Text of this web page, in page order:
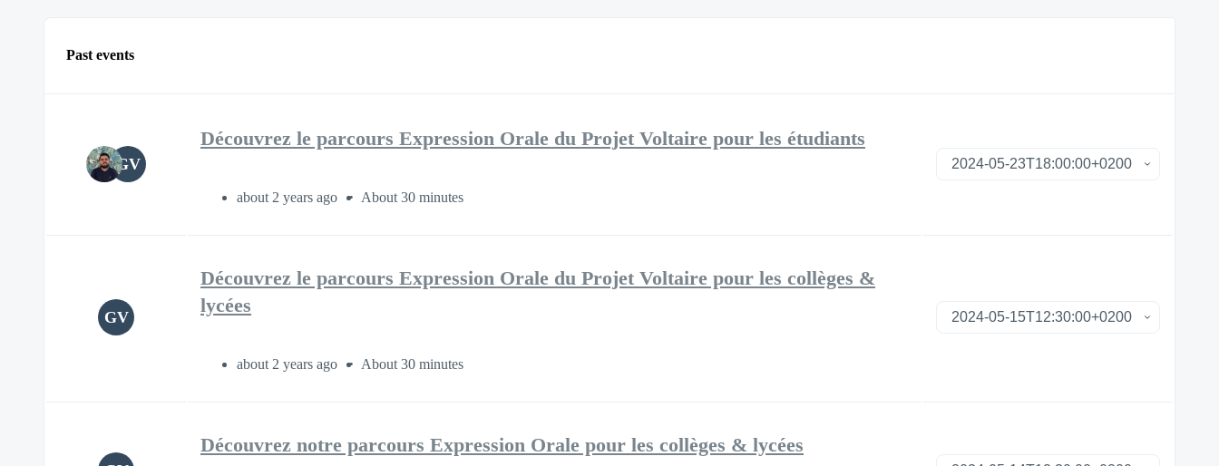
Past events
GV
Découvrez le parcours Expression Orale du Projet Voltaire pour les étudiants
about 2 years ago About 30 minutes
GV
Découvrez le parcours Expression Orale du Projet Voltaire pour les collèges &
lycées
about 2 years ago About 30 minutes
Découvrez notre parcours Expression Orale pour les collèges & lycées